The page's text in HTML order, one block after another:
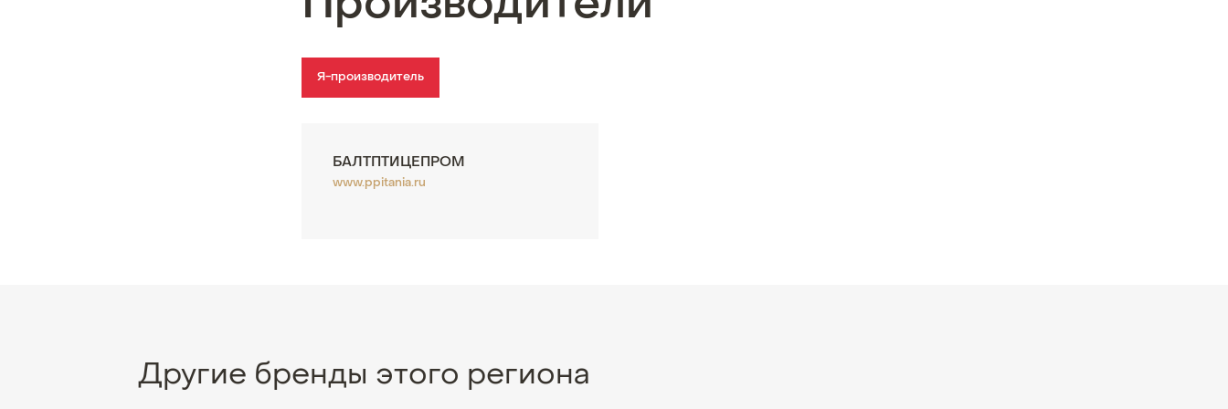
Я-производитель
БАЛТПТИЦЕПРОМ
www.ppitania.ru
Другие бренды этого региона